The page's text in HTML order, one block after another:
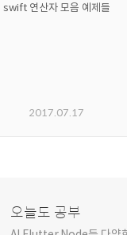
swift 연산자 모음 예제들
2017.07.17
오늘도 공부